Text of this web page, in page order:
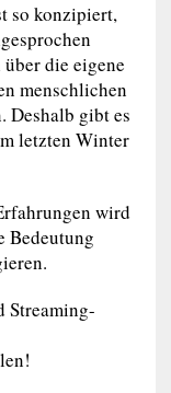
so konzipiert,
die eigene
menschlichen
Deshalb gibt es
letzten Winter
wird
Bedeutung
Streaming-